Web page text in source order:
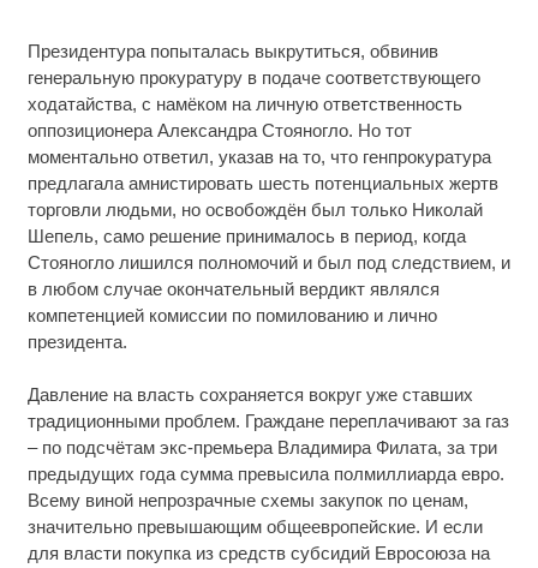
Президентура попыталась выкрутиться, обвинив
генеральную прокуратуру в подаче соответствующего
ходатайства, с намёком на личную ответственность
оппозиционера Александра Стояногло. Но тот
моментально ответил, указав на то, что генпрокуратура
предлагала амнистировать шесть потенциальных жертв
торговли людьми, но освобождён был только Николай
Шепель, само решение принималось в период, когда
Стояногло лишился полномочий и был под следствием, и
в любом случае окончательный вердикт являлся
компетенцией комиссии по помилованию и лично
президента.
Давление на власть сохраняется вокруг уже ставших
традиционными проблем. Граждане переплачивают за газ
– по подсчётам экс-премьера Владимира Филата, за три
предыдущих года сумма превысила полмиллиарда евро.
Всему виной непрозрачные схемы закупок по ценам,
значительно превышающим общеевропейские. И если
для власти покупка из средств субсидий Евросоюза на